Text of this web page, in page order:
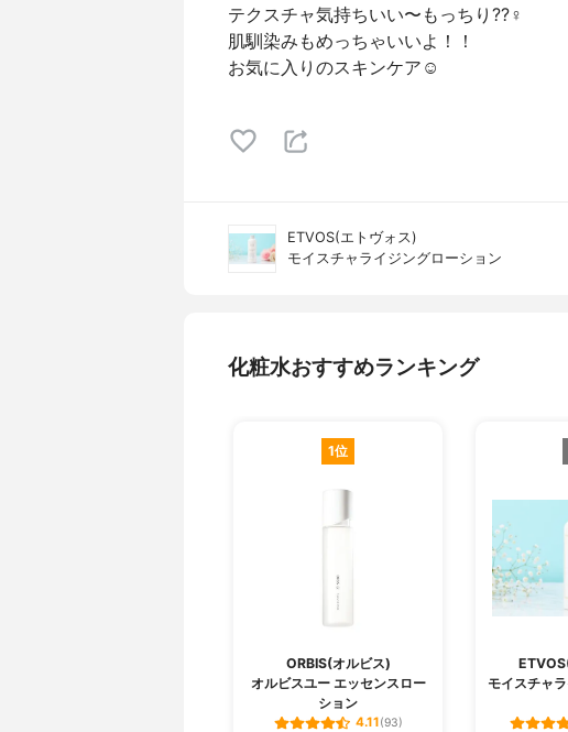
テクスチャ気持ちいい〜もっちり??‍♀️
肌馴染みもめっちゃいいよ！！
お気に入りのスキンケア☺️
ETVOS(エトヴォス)
モイスチャライジングローション
化粧水おすすめランキング
1位
ORBIS(オルビス)
オルビスユー エッセンスロー
ション
4.11(93)
モイスチャ